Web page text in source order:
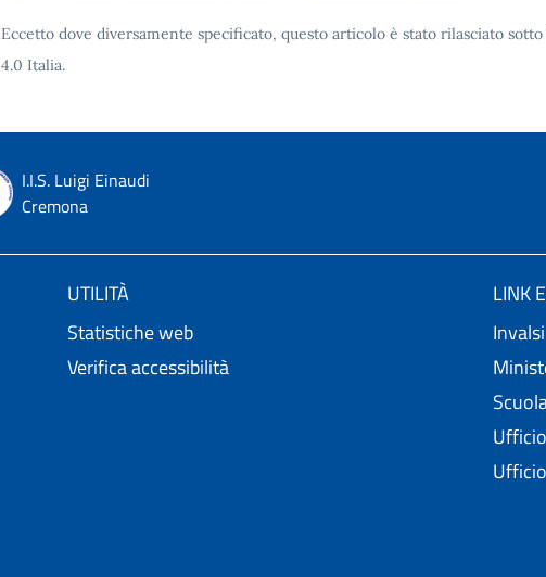
Eccetto dove diversamente specificato, questo articolo è stato rilasciato
4.0 Italia.
I.I.S. Luigi Einaudi
Cremona
UTILITÀ
Statistiche web
Verifica accessibilità
LINK
Invalsi